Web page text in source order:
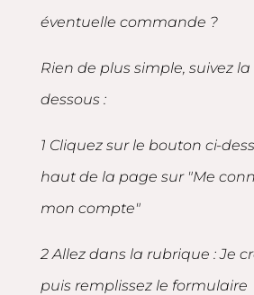
éventuelle commande ?
Rien de plus simple, suivez
dessous :
1 Cliquez sur le bouton ci-
haut de la page sur "Me
mon compte"
2 Allez dans la rubrique : Je
puis remplissez le formulaire